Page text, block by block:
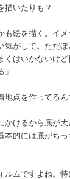
描いたりも？
も絵を描く。イ
がして。ただぼ
くはいかないけ
点を作ってるん
かけるから底が
本的には底がち
ムですよね。